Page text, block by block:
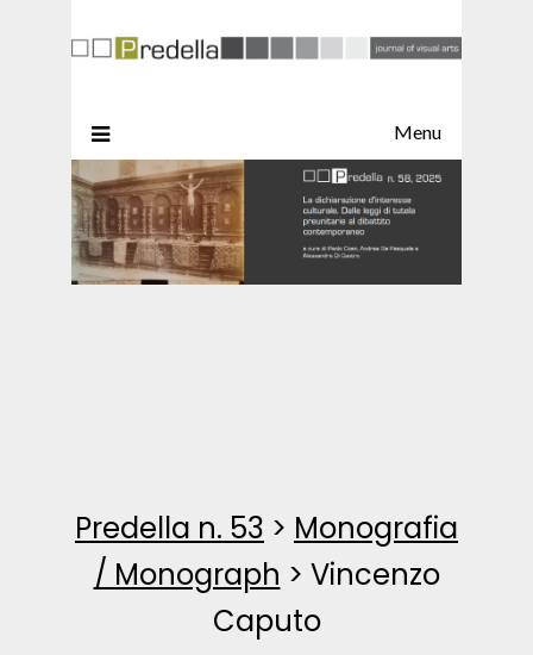
Menu
Predella n. 53 > Monografia
/ Monograph > Vincenzo
Caputo